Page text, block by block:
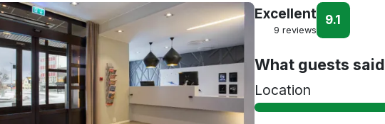
Excellent
9 reviews
9.1
What guests said
Location